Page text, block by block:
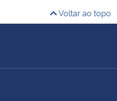
Voltar ao topo